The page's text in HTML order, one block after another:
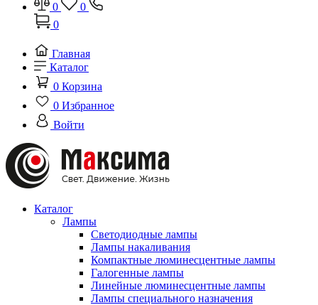
0
0
0
Главная
Каталог
0 Корзина
0 Избранное
Войти
Каталог
Лампы
Светодиодные лампы
Лампы накаливания
Компактные люминесцентные лампы
Галогенные лампы
Линейные люминесцентные лампы
Лампы специального назначения